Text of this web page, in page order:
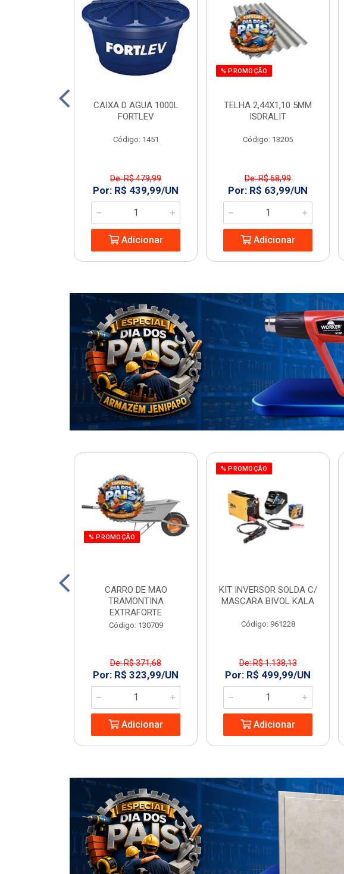
CAIXA D AGUA 1000L
FORTLEV
Código: 1451
De: R$ 479,99
Por: R$ 439,99/UN
Adicionar
% PROMOÇÃO
TELHA 2,44X1,10 5MM
ISDRALIT
Código: 13205
De: R$ 68,99
Por: R$ 63,99/UN
Adicionar
% PROMOÇÃO
CARRO DE MAO
TRAMONTINA
EXTRAFORTE
Código: 130709
De: R$ 371,68
Por: R$ 323,99/UN
Adicionar
% PROMOÇÃO
KIT INVERSOR SOLDA C/
MASCARA BIVOL KALA
Código: 961228
De: R$ 1.138,13
Por: R$ 499,99/UN
Adicionar